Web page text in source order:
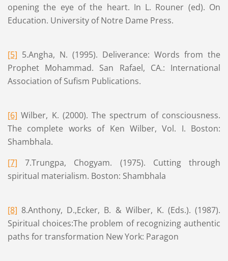
opening the eye of the heart. In L. Rouner (ed). On
Education. University of Notre Dame Press.
[5] 5.Angha, N. (1995). Deliverance: Words from the
Prophet Mohammad. San Rafael, CA.: International
Association of Sufism Publications.
[6] Wilber, K. (2000). The spectrum of consciousness.
The complete works of Ken Wilber, Vol. I. Boston:
Shambhala.
[7] 7.Trungpa, Chogyam. (1975). Cutting through
spiritual materialism. Boston: Shambhala
[8] 8.Anthony, D.,Ecker, B. & Wilber, K. (Eds.). (1987).
Spiritual choices:The problem of recognizing authentic
paths for transformation New York: Paragon